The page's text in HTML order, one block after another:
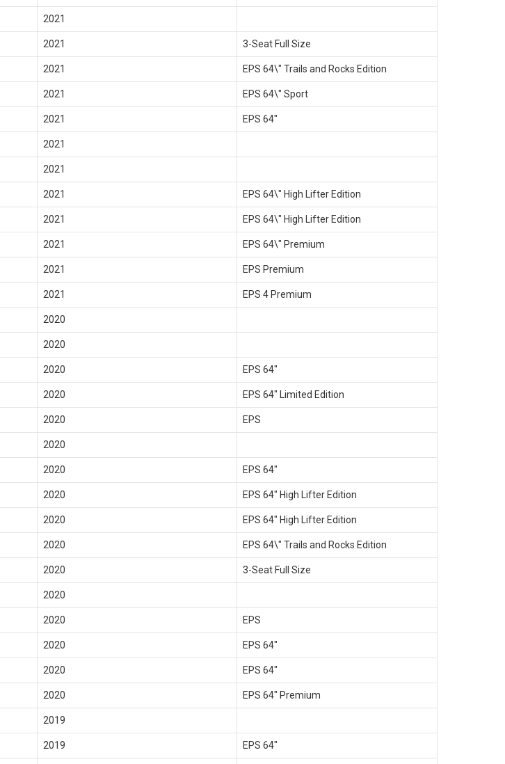
2021
2021 3-Seat Full Size
2021 EPS 64\" Trails and Rocks Edition
2021 EPS 64\" Sport
2021 EPS 64"
2021
2021
2021 EPS 64\" High Lifter Edition
2021 EPS 64\" High Lifter Edition
2021 EPS 64\" Premium
2021 EPS Premium
2021 EPS 4 Premium
2020
2020
2020 EPS 64"
2020 EPS 64" Limited Edition
2020 EPS
2020
2020 EPS 64"
2020 EPS 64" High Lifter Edition
2020 EPS 64" High Lifter Edition
2020 EPS 64\" Trails and Rocks Edition
2020 3-Seat Full Size
2020
2020 EPS
2020 EPS 64"
2020 EPS 64"
2020 EPS 64" Premium
2019
2019 EPS 64"